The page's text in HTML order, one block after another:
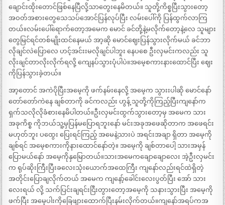
ချောင်းထိုးတောင်ဖြစ်နေပြီလို့သာတွေးနေမိတယ်။ သူတို့ကိစ္စပြီးသွားတော့
အဝတ်အစားတွေသေသပ်အောင်ပြန်လုပ်ပြီး လမ်းပေါ်ကို ပြန်ထွက်လာကြ
တယ်။လမ်းပေါ်ရောက်တော့အမေက မောင် ခင်တို့နဲ့မလိုက်တော့နဲ့လေ သူများ
တွေမြင်ရင်တစ်မျိုးထင်နေမယ် အာ့ဆို မောင်ဈေးပြန်သွားလိုက်မယ် ခင်ဘာ
လိုချင်လဲပြောလေ ဟင့်အင်းးမလိုချင်ပါဘူး နေပစေ ဦးလှမင်းကလည်း သူ
လိုးချင်တာလိုးလိုက်ရလို့ ကျေနပ်သွားပုံပါပဲ။အမေ့စကားနားထောင်ပြီး ဈေး
ကိုပြန်သွားခဲ့တယ်။
အာ့တောင် အကဲပိုပြီးအမေ့ကို ဖက်နမ်းနေလို့ အမေ့က သွားးပါဆို မောင်နော်
တော်တော်ကဲနေ ချစ်တာကို ခင်ကလည်း ဟွန့် သူတို့ကိုကြည့်ပြီးကျနော်က
ရှက်သလိုလိုခံစားနေမိပါတယ်။ဦးလှမင်းထွက်သွားတော့မှ အမေက သား
အခုကိစ္စ ကိုဘယ်သူ့မှပြန်မပြောရဘူးနော် မင်းအခုအဖေဆိုတာက အဖေရင်း
မဟုတ်ဘူး ပထွေး ပြေးရင်ကြည့် အမေနဲ့သားပဲ အရင်းအချာ ရှိတာ အမေ့ကို
ချစ်ရင် အမေ့စကားကိုနားထောင်နော်တဲ့။ အမေ့ကို ချစ်တာပေါ့ သားအမှန်
ပြောမယ်နော် အမေ့ကိုနှမြောတယ်။သားအမေကချောချောလေး အဲ့ဦးလှမင်း
က ရုပ်ဆိုးကြီးပြီးခလေးသုံးယောက်အထေကြီး ကျနော်လည်းရင်ထဲရှိတဲ့
အတိုင်းပြောချလိုက်တယ် အမေက ကျနော့်ခေါင်းလေးပွတ်ပြီး အော် သား
လေးရယ် လို့ သက်ပြင်းချရင်းငြီးတွားတော့အမေ့ကို သနားသွားပြီး အမေ့ကို
ဖက်ပြီး အမေ့ပါးကိုခြေဖျားထောက်ပြီးနမ်းလိုက်တယ်။ကျနော်အရပ်ကအ